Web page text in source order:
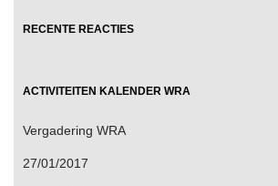
RECENTE REACTIES
ACTIVITEITEN KALENDER WRA
Vergadering WRA
27/01/2017